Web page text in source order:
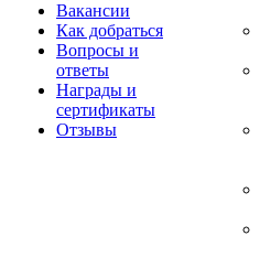
Вакансии
Как добраться
Вопросы и
ответы
Награды и
сертификаты
Отзывы